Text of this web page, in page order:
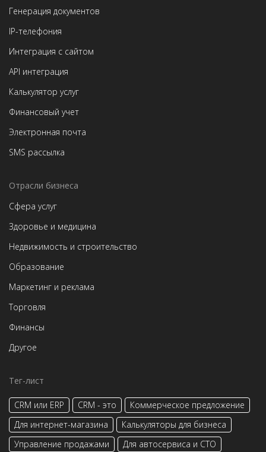
Генерация документов
IP-телефония
Интеграция с сайтом
API интеграция
Калькулятор услуг
Финансовый учет
Электронная почта
SMS рассылка
Отрасли бизнеса
Сфера услуг
Здоровье и медицина
Недвижимость и строительство
Образование
Маркетинг и реклама
Торговля
Финансы
Другое
Тег-лист
CRM или ERP CRM - это
Коммерческое предложение
Для интернет-магазина
Калькуляторы для бизнеса
Управление продажами
Для автосервиса и СТО